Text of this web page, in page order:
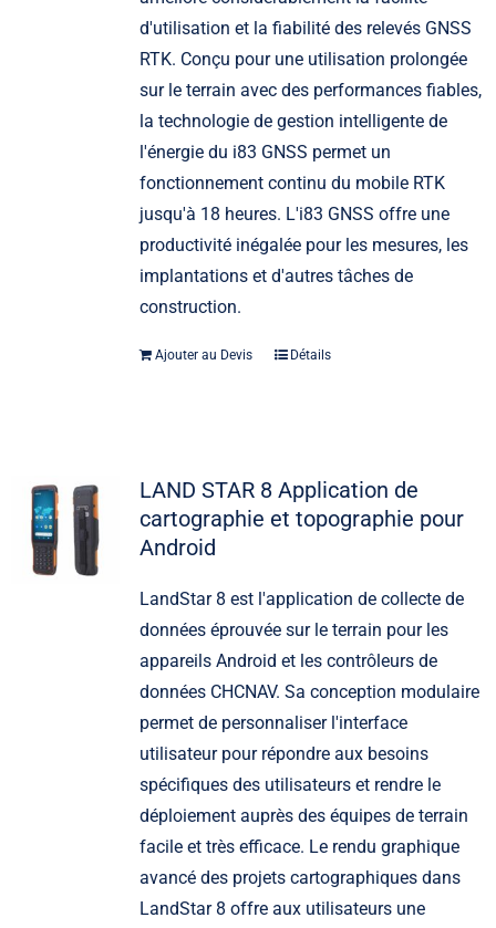
d'utilisation et la fiabilité des relevés GNSS
RTK. Conçu pour une utilisation prolongée
sur le terrain avec des performances fiables,
la technologie de gestion intelligente de
l'énergie du i83 GNSS permet un
fonctionnement continu du mobile RTK
jusqu'à 18 heures. L'i83 GNSS offre une
productivité inégalée pour les mesures, les
implantations et d'autres tâches de
construction.
Ajouter au Devis Détails
LAND STAR 8 Application de
cartographie et topographie pour
Android
LandStar 8 est l'application de collecte de
données éprouvée sur le terrain pour les
appareils Android et les contrôleurs de
données CHCNAV. Sa conception modulaire
permet de personnaliser l'interface
utilisateur pour répondre aux besoins
spécifiques des utilisateurs et rendre le
déploiement auprès des équipes de terrain
facile et très efficace. Le rendu graphique
avancé des projets cartographiques dans
LandStar 8 offre aux utilisateurs une